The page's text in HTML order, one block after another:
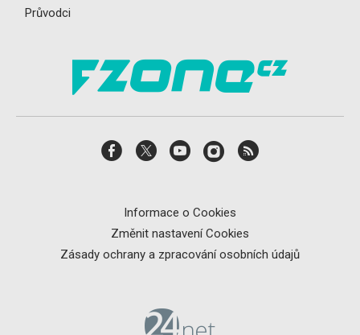
Průvodci
Informace o Cookies
Změnit nastavení Cookies
Zásady ochrany a zpracování osobních údajů